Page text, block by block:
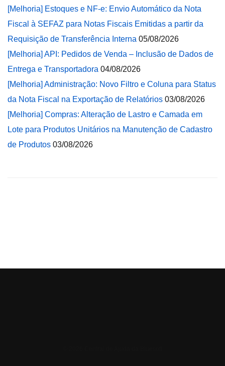
[Melhoria] Estoques e NF-e: Envio Automático da Nota
Fiscal à SEFAZ para Notas Fiscais Emitidas a partir da
Requisição de Transferência Interna 05/08/2026
[Melhoria] API: Pedidos de Venda – Inclusão de Dados de
Entrega e Transportadora 04/08/2026
[Melhoria] Administração: Novo Filtro e Coluna para Status
da Nota Fiscal na Exportação de Relatórios 03/08/2026
[Melhoria] Compras: Alteração de Lastro e Camada em
Lote para Produtos Unitários na Manutenção de Cadastro
de Produtos 03/08/2026